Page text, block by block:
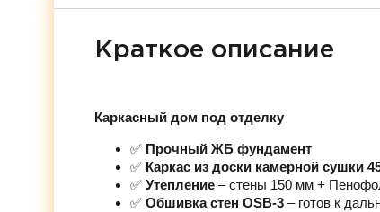
Краткое описание
Каркасный дом под отделку
✅ Прочный ЖБ фундамент
✅ Каркас из доски камерной сушки
✅ Утепление – стены 150 мм +
✅ Обшивка стен OSB-3 – готов к